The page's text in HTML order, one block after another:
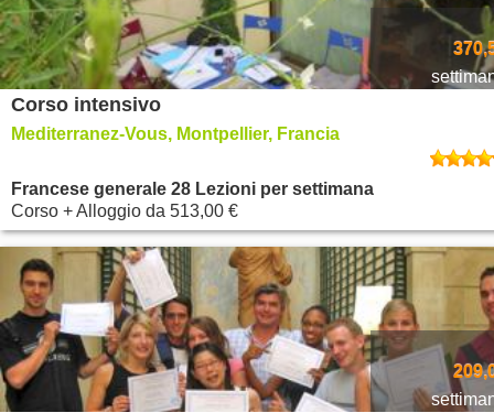
Corso intensivo
Mediterranez-Vous, Montpellier, Francia
Francese generale 28 Lezioni per settimana
Corso + Alloggio da 513,00 €